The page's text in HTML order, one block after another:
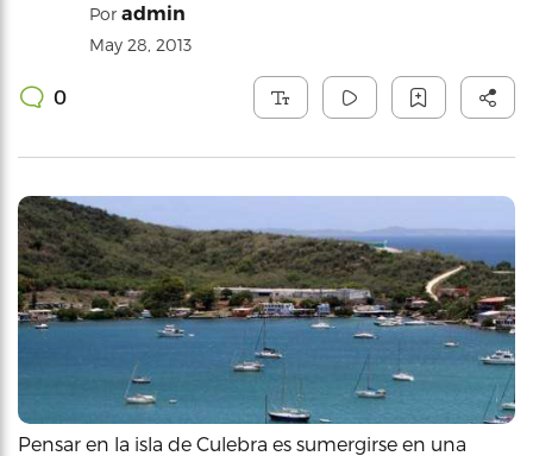
Por admin
May 28, 2013
0
Pensar en la isla de Culebra es sumergirse en una